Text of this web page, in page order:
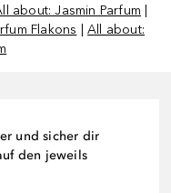
about: Jasmin Parfum
Flakons |All about:
und sicher dir
den jeweils